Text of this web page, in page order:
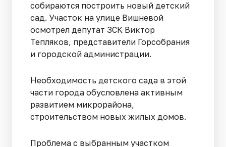
собираются построить новый детский
сад. Участок на улице Вишневой
осмотрел депутат ЗСК Виктор
Тепляков, представители Горсобрания
и городской администрации.
Необходимость детского сада в этой
части города обусловлена активным
развитием микрорайона,
строительством новых жилых домов.
Проблема с выбранным участком